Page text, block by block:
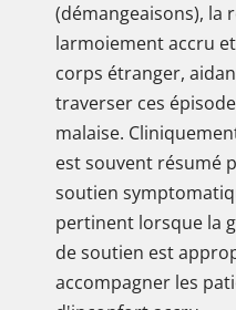
(démangeaisons), la
larmoiement accru
corps étranger,
traverser ces
malaise.
est souvent résumé
soutien
pertinent lorsque la
de soutien est
accompagner les